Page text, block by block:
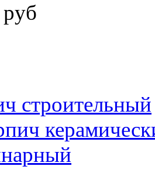
руб
строительный